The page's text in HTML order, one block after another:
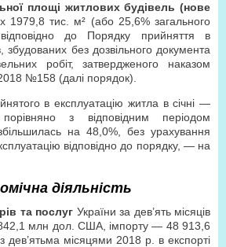
площі житлових будівель (нове
1979,8 тис. м² (або 25,6% загального
до Порядку прийняття в
збудованих без дозвільного документа
робіт, затвердженого наказом
№158 (далі порядок).
в експлуатацію житла в січні —
з відповідним періодом
на 48,0%, без урахування
відповідно до порядку, — на
діяльність
та послуг України за дев’ять місяців
млн дол. США, імпорту — 48 913,6
дев’ятьма місяцями 2018 р. в експорті